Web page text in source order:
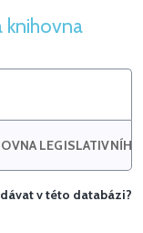
procesu
knihovna
LEGISLATIVNÍHO
v této databázi?